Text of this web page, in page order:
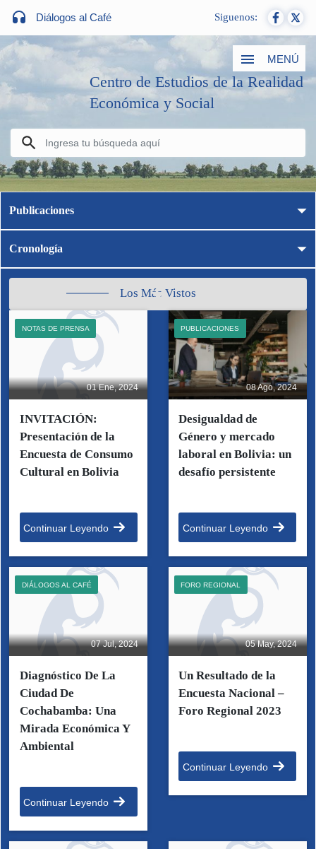
Diálogos al Café Siguenos:
MENÚ
Centro de Estudios de la Realidad
Económica y Social
Publicaciones
Cronología
Los Más Vistos
01 Ene, 2024
NOTAS DE PRENSA
INVITACIÓN:
Presentación de la
Encuesta de Consumo
Cultural en Bolivia
Continuar Leyendo
08 Ago, 2024
PUBLICACIONES
Desigualdad de
Género y mercado
laboral en Bolivia: un
desafío persistente
Continuar Leyendo
07 Jul, 2024
DIÁLOGOS AL CAFÉ
Diagnóstico De La
Ciudad De
Cochabamba: Una
Mirada Económica Y
Ambiental
Continuar Leyendo
05 May, 2024
FORO REGIONAL
Un Resultado de la
Encuesta Nacional –
Foro Regional 2023
Continuar Leyendo